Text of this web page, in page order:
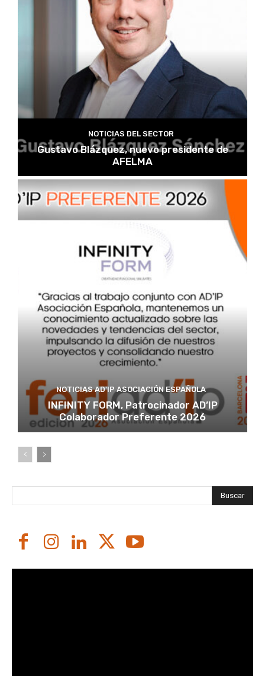
NOTICIAS DEL SECTOR
Gustavo Blázquez, nuevo presidente de
AFELMA
NOTICIAS AD'IP ASOCIACIÓN ESPAÑOLA
INFINITY FORM, Patrocinador AD’IP
Colaborador Preferente 2026
Buscar